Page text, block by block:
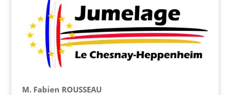
M. Fabien ROUSSEAU